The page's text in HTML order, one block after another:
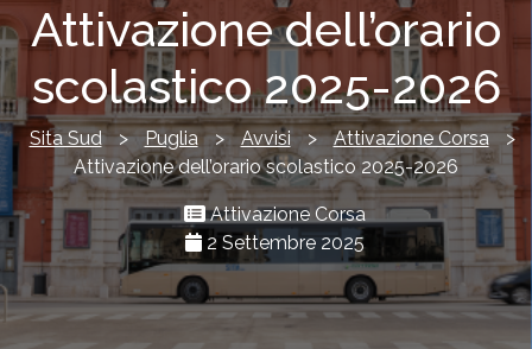
Attivazione dell’orario
scolastico 2025-2026
Sita Sud > Puglia > Avvisi > Attivazione Corsa >
Attivazione dell’orario scolastico 2025-2026
Attivazione Corsa
2 Settembre 2025